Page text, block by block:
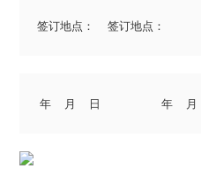
签订地点：     签订地点：
年     月     日                       年     月